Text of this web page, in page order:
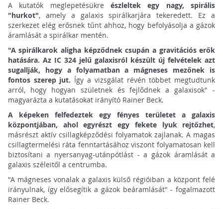
A kutatók meglepetésükre észleltek egy nagy, spirális
"hurkot", amely a galaxis spirálkarjára tekeredett. Ez a
szerkezet elég erősnek tűnt ahhoz, hogy befolyásolja a gázok
áramlását a spirálkar mentén.
"A spirálkarok aligha képződnek csupán a gravitációs erők
hatására. Az IC 324 jelű galaxisról készült új felvételek azt
sugallják, hogy a folyamatban a mágneses mezőnek is
fontos szerep jut. Így a vizsgálat révén többet megtudtunk
arról, hogy hogyan születnek és fejlődnek a galaxisok" -
magyarázta a kutatásokat irányító Rainer Beck.
A képeken felfedeztek egy fényes területet a galaxis
központjában, ahol egyrészt egy fekete lyuk rejtőzhet,
másrészt aktív csillagképződési folyamatok zajlanak. A magas
csillagtermelési ráta fenntartásához viszont folyamatosan kell
biztosítani a nyersanyag-utánpótlást - a gázok áramlását a
galaxis széleitől a centrumba.
"A mágneses vonalak a galaxis külső régióiban a központ felé
irányulnak, így elősegítik a gázok beáramlását" - fogalmazott
Rainer Beck.